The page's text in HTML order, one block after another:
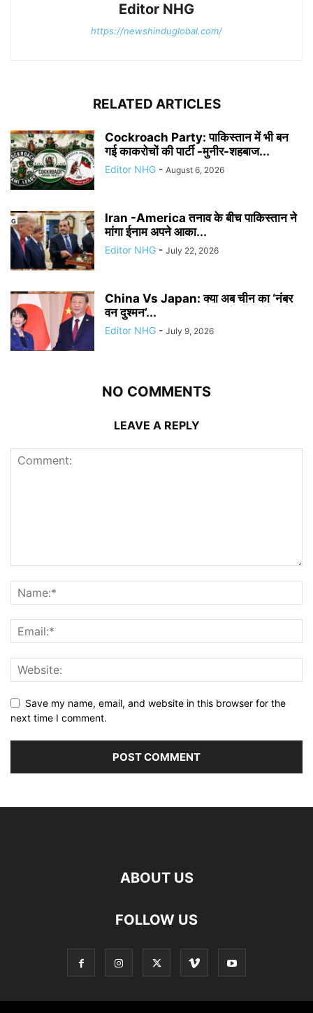
Editor NHG
https://newshinduglobal.com/
RELATED ARTICLES
Cockroach Party: पाकिस्तान में भी बन
गई काकरोचों की पार्टी -मुनीर-शहबाज...
Editor NHG - August 6, 2026
Iran -America तनाव के बीच पाकिस्तान ने
मांगा ईनाम अपने आका...
Editor NHG - July 22, 2026
China Vs Japan: क्या अब चीन का ‘नंबर
वन दुश्मन’...
Editor NHG - July 9, 2026
NO COMMENTS
LEAVE A REPLY
Save my name, email, and website in this browser for the
next time I comment.
ABOUT US
FOLLOW US